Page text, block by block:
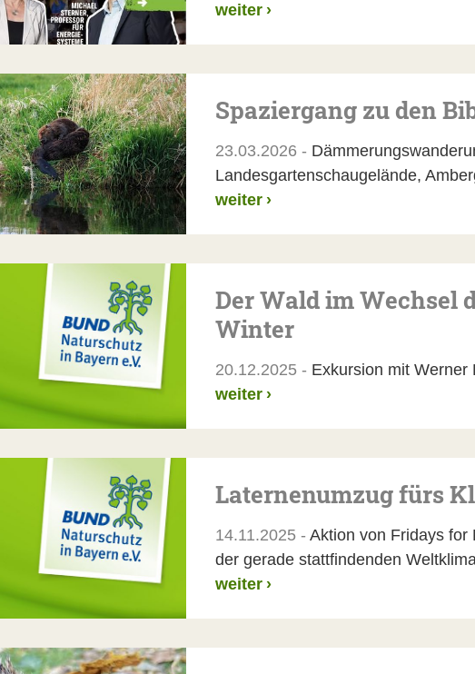
weiter ›
Spaziergang zu den
23.03.2026 -
Landesgartenschaugelände,
weiter ›
Der Wald im Wechsel
Winter
20.12.2025 - Exkursion mit Werner
weiter ›
Laternenumzug fürs
14.11.2025 - Aktion von Fridays for
der gerade stattfindenden
weiter ›